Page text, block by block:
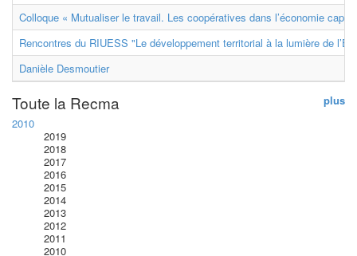
Colloque « Mutualiser le travail. Les coopératives dans l’économie
Rencontres du RIUESS "Le développement territorial à la lumière de
Danièle Desmoutier
plus
Toute la Recma
2010
2019
2018
2017
2016
2015
2014
2013
2012
2011
2010